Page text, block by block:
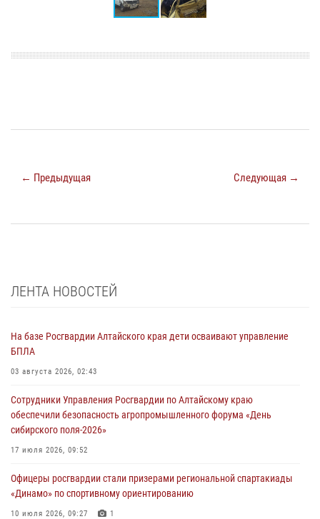
← Предыдущая Следующая →
ЛЕНТА НОВОСТЕЙ
На базе Росгвардии Алтайского края дети осваивают управление
БПЛА
03 августа 2026, 02:43
Сотрудники Управления Росгвардии по Алтайскому краю
обеспечили безопасность агропромышленного форума «День
сибирского поля-2026»
17 июля 2026, 09:52
Офицеры росгвардии стали призерами региональной спартакиады
«Динамо» по спортивному ориентированию
10 июля 2026, 09:27 1